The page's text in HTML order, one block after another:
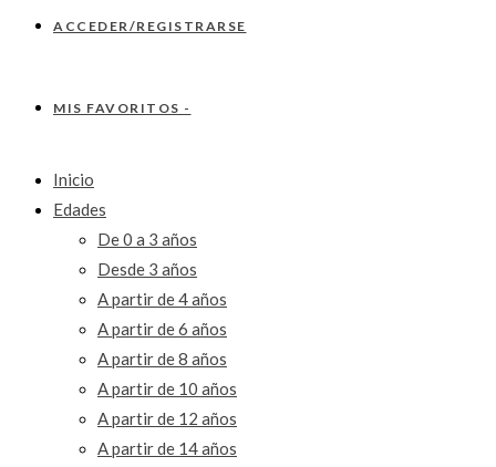
ACCEDER/REGISTRARSE
MIS FAVORITOS -
Inicio
Edades
De 0 a 3 años
Desde 3 años
A partir de 4 años
A partir de 6 años
A partir de 8 años
A partir de 10 años
A partir de 12 años
A partir de 14 años